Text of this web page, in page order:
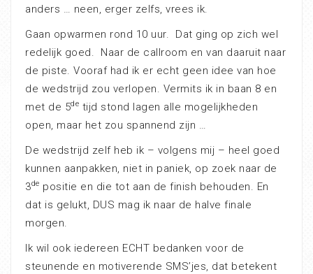
anders … neen, erger zelfs, vrees ik.
Gaan opwarmen rond 10 uur.
Dat ging op zich wel
redelijk goed.
Naar de callroom en van daaruit naar
de piste. Vooraf had ik er echt geen idee van hoe
de wedstrijd zou verlopen. Vermits ik in baan 8 en
met de 5de tijd stond lagen alle mogelijkheden
open, maar het zou spannend zijn …
De wedstrijd zelf heb ik – volgens mij – heel goed
kunnen aanpakken, niet in paniek, op zoek naar de
3de positie en die tot aan de finish behouden. En
dat is gelukt, DUS mag ik naar de halve finale
morgen.
Ik wil ook iedereen ECHT bedanken voor de
steunende en motiverende SMS’jes, dat betekent